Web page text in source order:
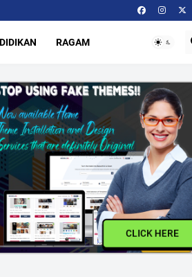
RAGAM
CLICK HERE